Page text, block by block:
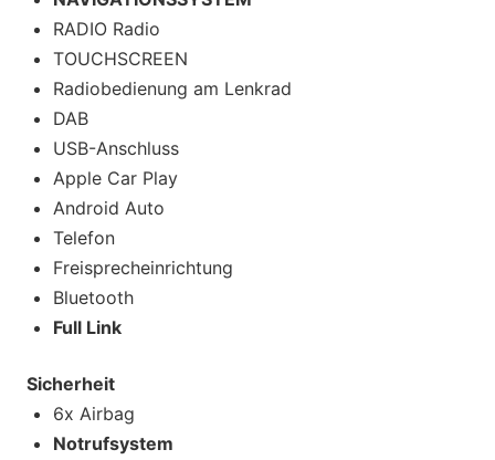
RADIO Radio
TOUCHSCREEN
Radiobedienung am Lenkrad
DAB
USB-Anschluss
Apple Car Play
Android Auto
Telefon
Freisprecheinrichtung
Bluetooth
Full Link
Sicherheit
6x Airbag
Notrufsystem